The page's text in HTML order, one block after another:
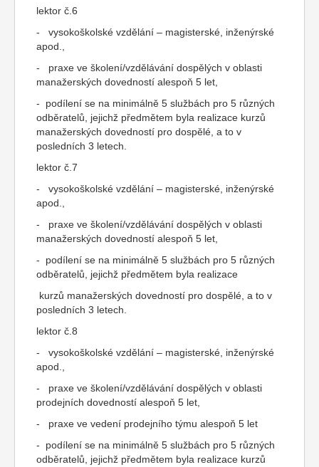
lektor č.6
- vysokoškolské vzdělání – magisterské, inženýrské
apod.,
- praxe ve školení/vzdělávání dospělých v oblasti
manažerských dovedností alespoň 5 let,
- podílení se na minimálně 5 službách pro 5 různých
odběratelů, jejichž předmětem byla realizace kurzů
manažerských dovedností pro dospělé, a to v
posledních 3 letech.
lektor č.7
- vysokoškolské vzdělání – magisterské, inženýrské
apod.,
- praxe ve školení/vzdělávání dospělých v oblasti
manažerských dovedností alespoň 5 let,
- podílení se na minimálně 5 službách pro 5 různých
odběratelů, jejichž předmětem byla realizace
kurzů manažerských dovedností pro dospělé, a to v
posledních 3 letech.
lektor č.8
- vysokoškolské vzdělání – magisterské, inženýrské
apod.,
- praxe ve školení/vzdělávání dospělých v oblasti
prodejních dovedností alespoň 5 let,
- praxe ve vedení prodejního týmu alespoň 5 let
- podílení se na minimálně 5 službách pro 5 různých
odběratelů, jejichž předmětem byla realizace kurzů